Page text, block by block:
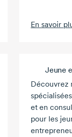
En savoir
Jeune
Découvrez
et en
pour les